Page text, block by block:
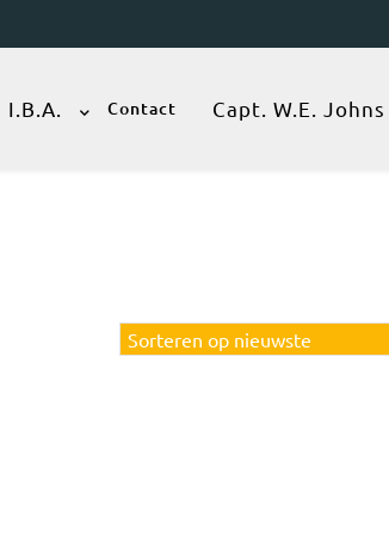
I.B.A. Contact Capt. W.E. Johns